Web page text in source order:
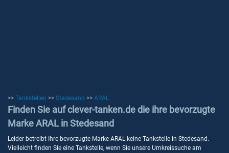
>> Tankstellen >> Stedesand >> ARAL
Finden Sie auf clever-tanken.de die ihre bevorzugte
Marke ARAL in Stedesand
Leider betreibt Ihre bevorzugte Marke ARAL keine Tankstelle in Stedesand.
Vielleicht finden Sie eine Tankstelle, wenn Sie unsere Umkreissuche am